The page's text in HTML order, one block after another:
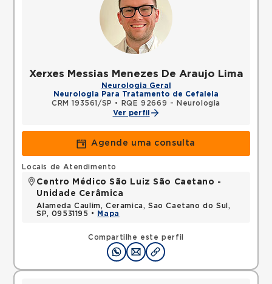
Xerxes Messias Menezes De Araujo Lima
Neurologia Geral
Neurologia Para Tratamento de Cefaleia
CRM 193561/SP •
RQE 92669 - Neurologia
Ver perfil
Agende uma consulta
Compartilhe este perfil
Locais de Atendimento
Centro Médico São Luiz São Caetano -
Unidade Cerâmica
Alameda Caulim, Ceramica, Sao Caetano do Sul,
SP, 09531195 •
Mapa